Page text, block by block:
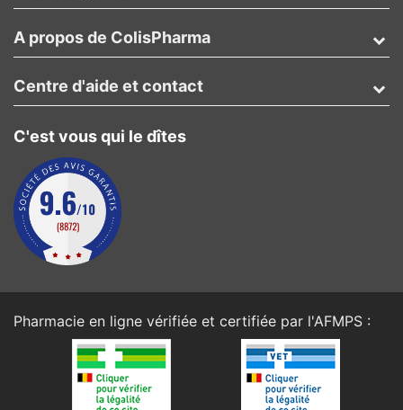
A propos de ColisPharma
C'est vous qui le dîtes
Centre d'aide et contact
Pharmacie en ligne vérifiée et certifiée par l'AFMPS :